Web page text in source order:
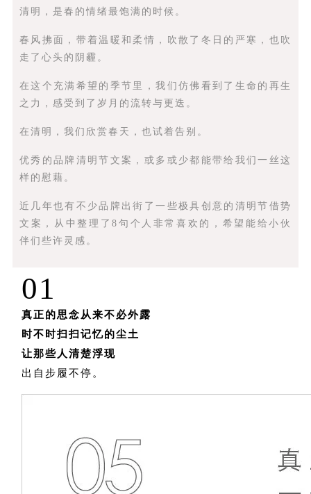
清明，是春的情绪最饱满的时候。
春风拂面，带着温暖和柔情，吹散了冬日的严寒，也吹
走了心头的阴霾。
在这个充满希望的季节里，我们仿佛看到了生命的再生
之力，感受到了岁月的流转与更迭。
在清明，我们欣赏春天，也试着告别。‍‍‍‍
优秀的品牌清明节文案，或多或少都能带给我们一丝这
样的慰藉。
近几年也有不少品牌出街了一些极具创意的清明节借势
文案，从中整理了8句个人非常喜欢的，希望能给小伙
伴们些许灵感。
01
真正的思念从来不必外露
时不时扫扫记忆的尘土
让那些人清楚浮现
出自步履不停。